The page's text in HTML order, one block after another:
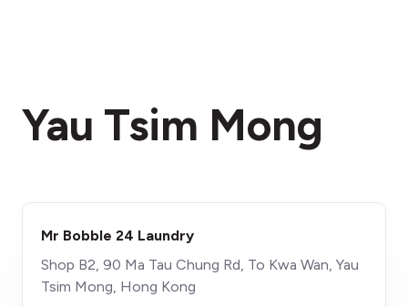
Yau Tsim Mong
Mr Bobble 24 Laundry
Shop B2, 90 Ma Tau Chung Rd, To Kwa Wan, Yau
Tsim Mong, Hong Kong